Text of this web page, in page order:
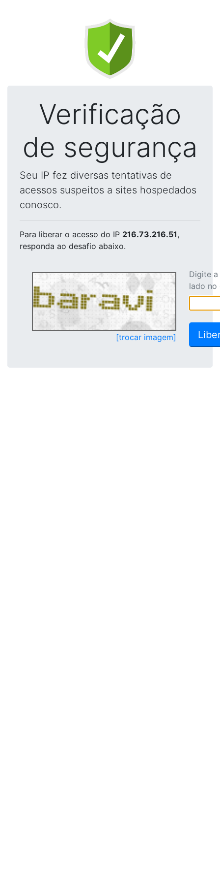
Verificação
de segurança
Seu IP fez diversas tentativas de
acessos suspeitos a sites hospedados
conosco.
Para liberar o acesso do IP 216.73.216.51,
responda ao desafio abaixo.
[trocar imagem]
Digite
lado no